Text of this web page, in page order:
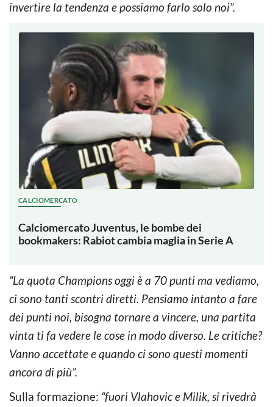
invertire la tendenza e possiamo farlo solo noi”.
CALCIOMERCATO
Calciomercato Juventus, le bombe dei
bookmakers: Rabiot cambia maglia in Serie A
“La quota Champions oggi è a 70 punti ma vediamo,
ci sono tanti scontri diretti. Pensiamo intanto a fare
dei punti noi, bisogna tornare a vincere, una partita
vinta ti fa vedere le cose in modo diverso. Le critiche?
Vanno accettate e quando ci sono questi momenti
ancora di più”.
Sulla formazione: “fuori Vlahovic e Milik, si rivedrà